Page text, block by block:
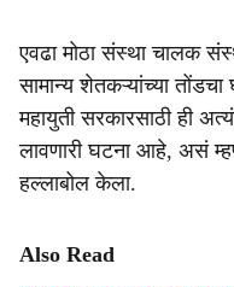
एवढा मोठा संस्था चालक
सामान्य शेतकऱ्यांच्या
महायुती सरकारसाठी ही
लावणारी घटना आहे, असं
हल्लाबोल केला.
Also Read